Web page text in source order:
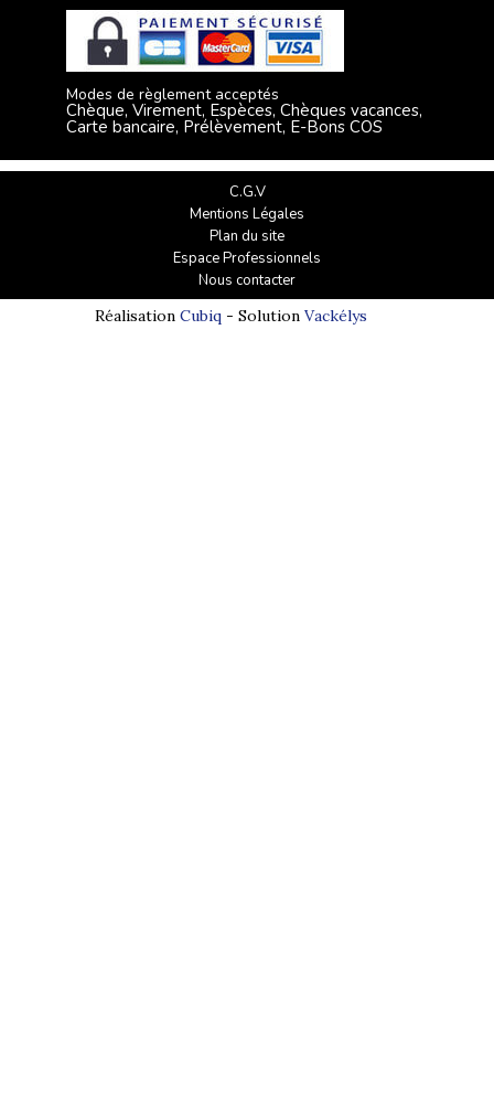
Modes de règlement acceptés
Chèque, Virement, Espèces, Chèques vacances,
Carte bancaire, Prélèvement, E-Bons COS
C.G.V
Mentions Légales
Plan du site
Espace Professionnels
Nous contacter
Réalisation Cubiq- Solution Vackélys